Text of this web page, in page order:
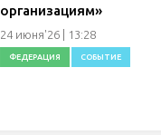
организациям»
24 июня'26 | 13:28
ФЕДЕРАЦИЯ СОБЫТИЕ